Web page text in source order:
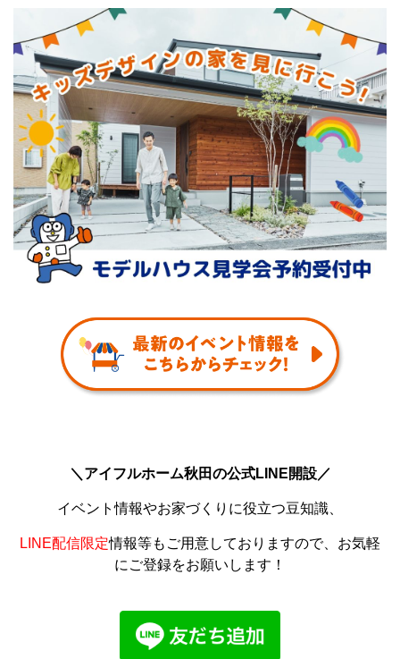
＼アイフルホーム秋田の公式LINE開設／
イベント情報やお家づくりに役立つ豆知識、
LINE配信限定情報等もご用意しておりますので、お気軽
にご登録をお願いします！